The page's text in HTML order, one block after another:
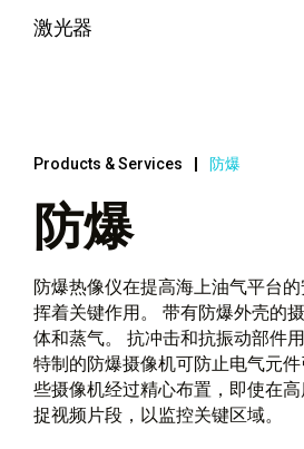
激光器
Products & Services 防爆
防爆
防爆热像仪在提高海上油气平台
挥着关键作用。 带有防爆外壳的
体和蒸气。 抗冲击和抗振动部件
特制的防爆摄像机可防止电气元
些摄像机经过精心布置，即使在
捉视频片段，以监控关键区域。